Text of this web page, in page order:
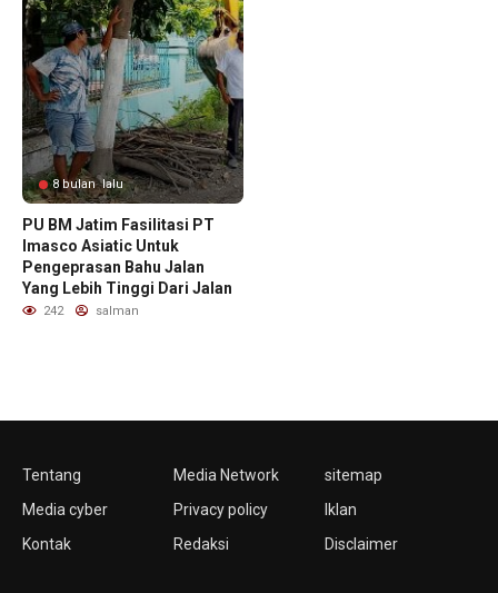
8 bulan lalu
PU BM Jatim Fasilitasi PT
Imasco Asiatic Untuk
Pengeprasan Bahu Jalan
Yang Lebih Tinggi Dari Jalan
242 salman
Tentang
Media cyber
Kontak
Media Network
Privacy policy
Redaksi
sitemap
Iklan
Disclaimer